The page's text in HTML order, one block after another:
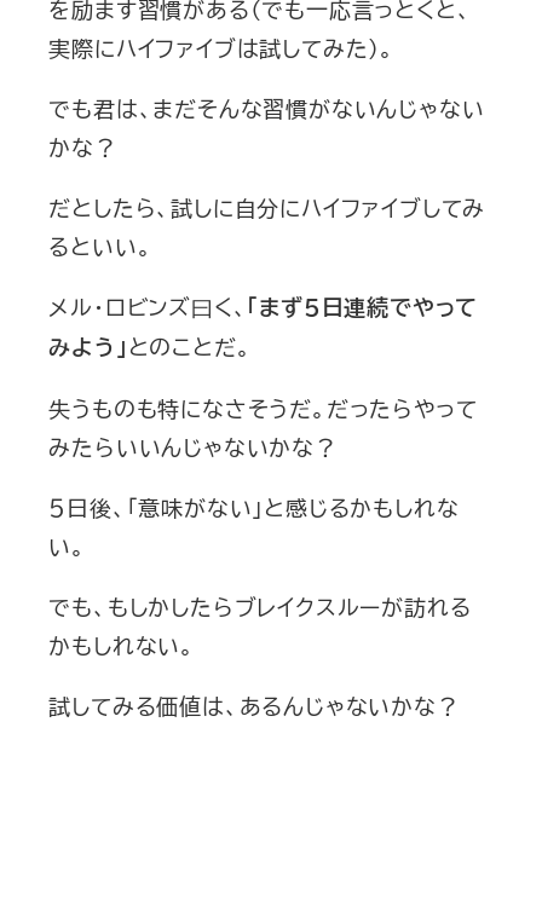
を励ます習慣がある（でも一応言っとくと、
実際にハイファイブは試してみた）。
でも君は、まだそんな習慣がないんじゃない
かな？
だとしたら、試しに自分にハイファイブしてみ
るといい。
メル・ロビンズ曰く、 「まず５日連続でやって
みよう」とのことだ。
失うものも特になさそうだ。だったらやって
みたらいいんじゃないかな？
５日後、「意味がない」と感じるかもしれな
い。
でも、もしかしたらブレイクスルーが訪れる
かもしれない。
試してみる価値は、あるんじゃないかな？